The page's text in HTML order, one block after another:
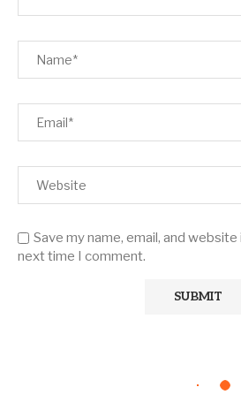
Save my name, email, and
next time I comment.